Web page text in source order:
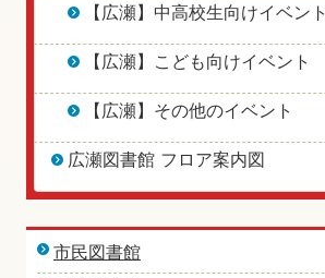
【広瀬】中高校生向けイベント
【広瀬】こども向けイベント
【広瀬】その他のイベント
広瀬図書館 フロア案内図
市民図書館